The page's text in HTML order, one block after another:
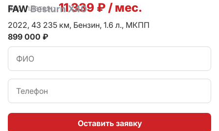
Ваш платеж: 11 339 ₽ / мес.
Оставить заявку
FAWBesturn X40
2022, 43 235 км, Бензин, 1.6 л., МКПП
899 000 ₽